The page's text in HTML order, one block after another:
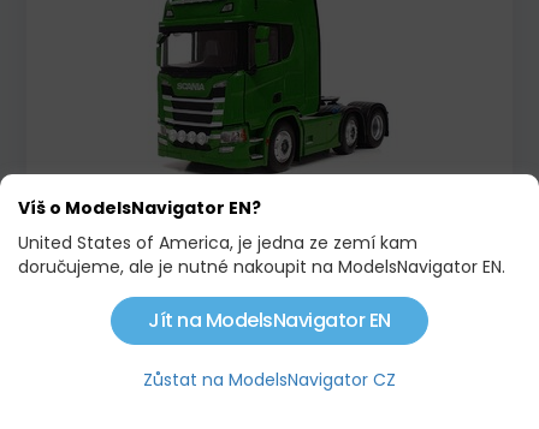
SCANIA R500 SÉRIE 6X2 JASNĚ ZELENÁ
3 698,00 KČ
Skladem Novinka!
Víš o ModelsNavigator EN?
United States of America, je jedna ze zemí kam
doručujeme, ale je nutné nakoupit na ModelsNavigator EN.
Jít na ModelsNavigator EN
Zůstat na ModelsNavigator CZ